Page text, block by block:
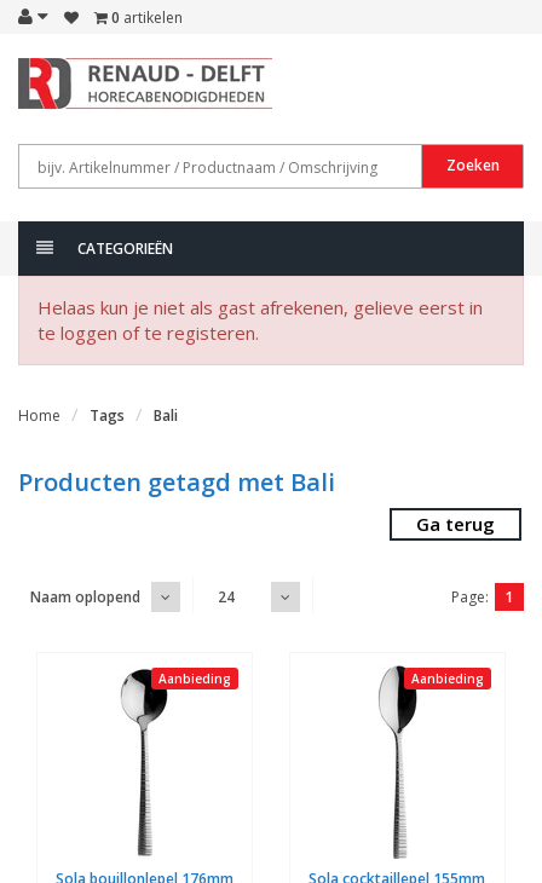
0 artikelen
Zoeken
CATEGORIEËN
Helaas kun je niet als gast afrekenen, gelieve eerst in
te loggen of te registeren.
Home Tags Bali
Producten getagd met Bali
Ga terug
Naam oplopend 24 Page: 1
Aanbieding
Sola bouillonlepel 176mm
Aanbieding
Sola cocktaillepel 155mm